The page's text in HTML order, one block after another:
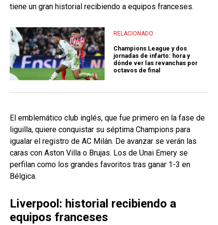
tiene un gran historial recibiendo a equipos franceses.
RELACIONADO
Champions League y dos
jornadas de infarto: hora y
dónde ver las revanchas por
octavos de final
El emblemático club inglés, que fue primero en la fase de
liguilla, quiere conquistar su séptima Champions para
igualar el registro de AC Milán. De avanzar se verán las
caras con Aston Villa o Brujas. Los de Unai Emery se
perfilan como los grandes favoritos tras ganar 1-3 en
Bélgica.
Liverpool: historial recibiendo a
equipos franceses